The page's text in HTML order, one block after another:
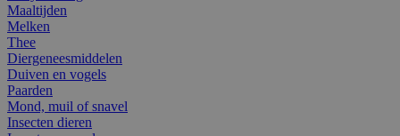
Maaltijden
Melken
Thee
Diergeneesmiddelen
Duiven en vogels
Paarden
Mond, muil of snavel
Insecten dieren